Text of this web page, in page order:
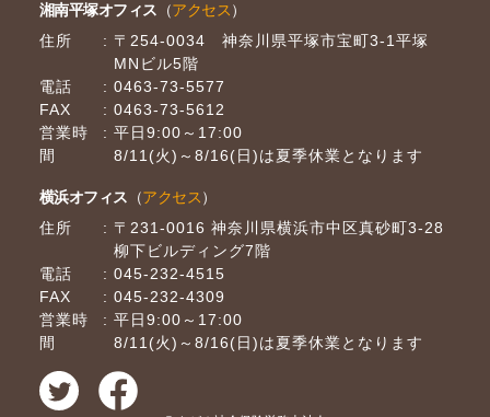
湘南平塚オフィス （アクセス）
住所
〒254-0034 神奈川県平塚市宝町3-1平塚
MNビル5階
電話
0463-73-5577
FAX
0463-73-5612
営業時
間
平日9:00～17:00
8/11(火)～8/16(日)は夏季休業となります
横浜オフィス （アクセス）
住所
〒231-0016 神奈川県横浜市中区真砂町3-28
柳下ビルディング7階
電話
045-232-4515
FAX
045-232-4309
営業時
間
平日9:00～17:00
8/11(火)～8/16(日)は夏季休業となります